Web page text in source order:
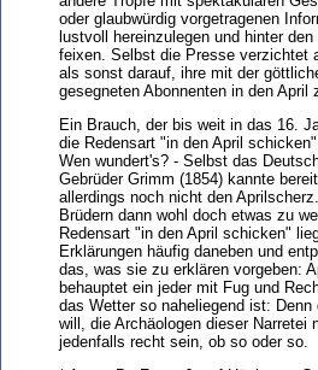
oder glaubwürdig vorgetragenen
lustvoll hereinzulegen und hinter
feixen. Selbst die Presse verzichtet
als sonst darauf, ihre mit der
gesegneten Abonnenten in den April
Ein Brauch, der bis weit in das 16.
die Redensart "in den April
Wen wundert's? - Selbst das
Gebrüder Grimm (1854) kannte
allerdings noch nicht den
Brüdern dann wohl doch etwas zu
Redensart "in den April schicken"
Erklärungen häufig daneben und
das, was sie zu erklären vorgeben:
behauptet ein jeder mit Fug und
das Wetter so naheliegend ist: Denn
will, die Archäologen dieser Narretei
jedenfalls recht sein, ob so oder so.